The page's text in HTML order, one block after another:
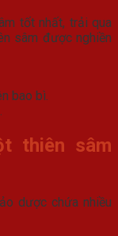
tốt nhất, trải qua
sâm được nghiền
bao bì.
thiên sâm
dược chứa nhiều